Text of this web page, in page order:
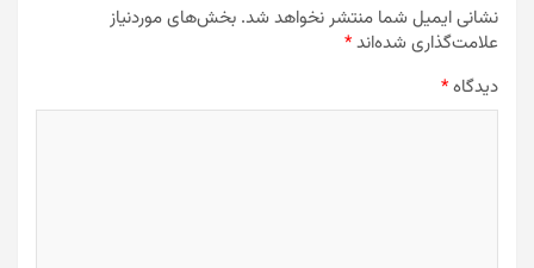
نشانی ایمیل شما منتشر نخواهد شد. بخش‌های موردنیاز
علامت‌گذاری شده‌اند*
دیدگاه*